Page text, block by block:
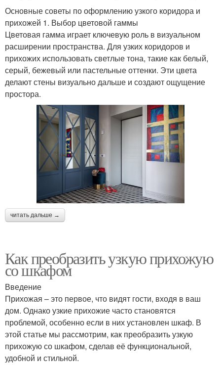
Основные советы по оформлению узкого коридора и
прихожей 1. Выбор цветовой гаммы
Цветовая гамма играет ключевую роль в визуальном
расширении пространства. Для узких коридоров и
прихожих использовать светлые тона, такие как белый,
серый, бежевый или пастельные оттенки. Эти цвета
делают стены визуально дальше и создают ощущение
простора.
читать дальше →
Как преобразить узкую прихожую
со шкафом
Введение
Прихожая – это первое, что видят гости, входя в ваш
дом. Однако узкие прихожие часто становятся
проблемой, особенно если в них установлен шкаф. В
этой статье мы рассмотрим, как преобразить узкую
прихожую со шкафом, сделав её функциональной,
удобной и стильной.